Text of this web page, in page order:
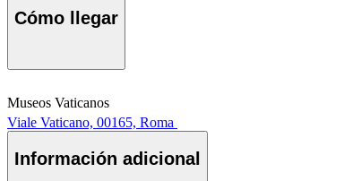
Cómo llegar
Museos Vaticanos
Viale Vaticano, 00165, Roma
Información adicional